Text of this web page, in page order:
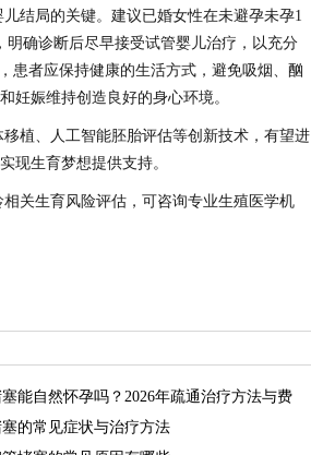
结局的关键。建议已婚女性在未避孕未孕1
确诊断后尽早接受试管婴儿治疗，以充分
患者应保持健康的生活方式，避免吸烟、酗
妊娠维持创造良好的身心环境。
植、人工智能胚胎评估等创新技术，有望进
现生育梦想提供支持。
关生育风险评估，可咨询专业生殖医学机
能自然怀孕吗？2026年疏通治疗方法与费
的常见症状与治疗方法